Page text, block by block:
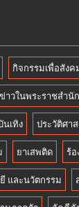
กิจกรรมเพื่อสังค
ข่าวในพระราชสำนัก
นเทิง ประวัติศา
ยาเสพติด ร้อ
และนวัตกรรม